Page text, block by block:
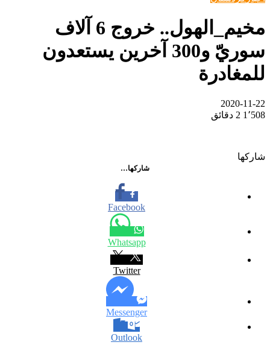
مخيم_الهول.. خروج 6 آلاف
سوريّ و300 آخرين يستعدون
للمغادرة
2020-11-22
1٬508 2 دقائق
شاركها
شاركها…
Facebook
Whatsapp
Twitter
Messenger
Outlook